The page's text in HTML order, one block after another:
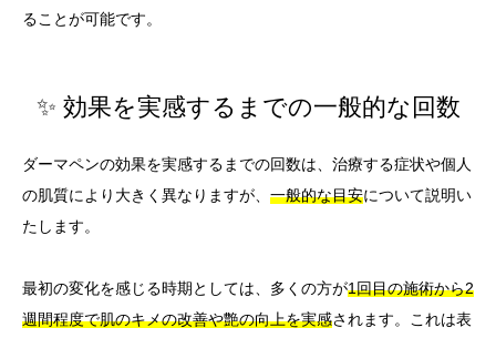
ることが可能です。
✨ 効果を実感するまでの一般的な回数
ダーマペンの効果を実感するまでの回数は、治療する症状や個人
の肌質により大きく異なりますが、 一般的な目安について説明い
たします。
最初の変化を感じる時期としては、多くの方が1回目の施術から2
週間程度で肌のキメの改善や艶の向上を実感されます。これは表